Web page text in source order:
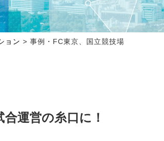
システム
ンライン資格確認端末
辺デバイス
>液体冷却
シリーズ
シリーズ
シリーズ
>有償技術
>小型PCソ
ョン > 事例・FC東京、国立競技場
運営の糸口に！